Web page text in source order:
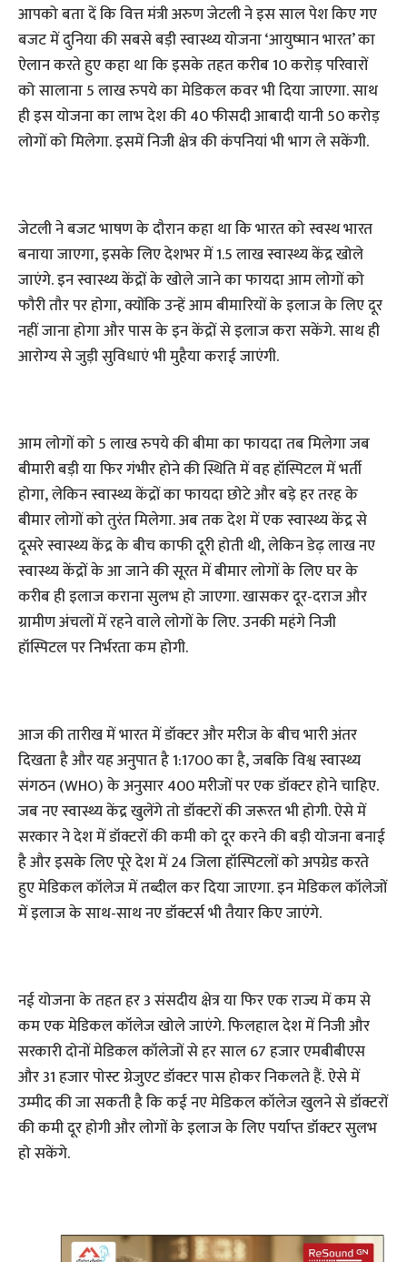
आपको बता दें कि वित्त मंत्री अरुण जेटली ने इस साल पेश किए गए
बजट में दुनिया की सबसे बड़ी स्वास्थ्य योजना ‘आयुष्मान भारत’ का
ऐलान करते हुए कहा था कि इसके तहत करीब 10 करोड़ परिवारों
को सालाना 5 लाख रुपये का मेडिकल कवर भी दिया जाएगा. साथ
ही इस योजना का लाभ देश की 40 फीसदी आबादी यानी 50 करोड़
लोगों को मिलेगा. इसमें निजी क्षेत्र की कंपनियां भी भाग ले सकेंगी.
जेटली ने बजट भाषण के दौरान कहा था कि भारत को स्वस्थ भारत
बनाया जाएगा, इसके लिए देशभर में 1.5 लाख स्वास्थ्य केंद्र खोले
जाएंगे. इन स्वास्थ्य केंद्रों के खोले जाने का फायदा आम लोगों को
फौरी तौर पर होगा, क्योंकि उन्हें आम बीमारियों के इलाज के लिए दूर
नहीं जाना होगा और पास के इन केंद्रों से इलाज करा सकेंगे. साथ ही
आरोग्य से जुड़ी सुविधाएं भी मुहैया कराई जाएंगी.
आम लोगों को 5 लाख रुपये की बीमा का फायदा तब मिलेगा जब
बीमारी बड़ी या फिर गंभीर होने की स्थिति में वह हॉस्पिटल में भर्ती
होगा, लेकिन स्वास्थ्य केंद्रों का फायदा छोटे और बड़े हर तरह के
बीमार लोगों को तुरंत मिलेगा. अब तक देश में एक स्वास्थ्य केंद्र से
दूसरे स्वास्थ्य केंद्र के बीच काफी दूरी होती थी, लेकिन डेढ़ लाख नए
स्वास्थ्य केंद्रों के आ जाने की सूरत में बीमार लोगों के लिए घर के
करीब ही इलाज कराना सुलभ हो जाएगा. खासकर दूर-दराज और
ग्रामीण अंचलों में रहने वाले लोगों के लिए. उनकी महंगे निजी
हॉस्पिटल पर निर्भरता कम होगी.
आज की तारीख में भारत में डॉक्टर और मरीज के बीच भारी अंतर
दिखता है और यह अनुपात है 1:1700 का है, जबकि विश्व स्वास्थ्य
संगठन (WHO) के अनुसार 400 मरीजों पर एक डॉक्टर होने चाहिए.
जब नए स्वास्थ्य केंद्र खुलेंगे तो डॉक्टरों की जरूरत भी होगी. ऐसे में
सरकार ने देश में डॉक्टरों की कमी को दूर करने की बड़ी योजना बनाई
है और इसके लिए पूरे देश में 24 जिला हॉस्पिटलों को अपग्रेड करते
हुए मेडिकल कॉलेज में तब्दील कर दिया जाएगा. इन मेडिकल कॉलेजों
में इलाज के साथ-साथ नए डॉक्टर्स भी तैयार किए जाएंगे.
नई योजना के तहत हर 3 संसदीय क्षेत्र या फिर एक राज्य में कम से
कम एक मेडिकल कॉलेज खोले जाएंगे. फिलहाल देश में निजी और
सरकारी दोनों मेडिकल कॉलेजों से हर साल 67 हजार एमबीबीएस
और 31 हजार पोस्ट ग्रेजुएट डॉक्टर पास होकर निकलते हैं. ऐसे में
उम्मीद की जा सकती है कि कई नए मेडिकल कॉलेज खुलने से डॉक्टरों
की कमी दूर होगी और लोगों के इलाज के लिए पर्याप्त डॉक्टर सुलभ
हो सकेंगे.